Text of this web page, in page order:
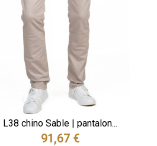
L38 chino Sable | pantalon...
91,67 €